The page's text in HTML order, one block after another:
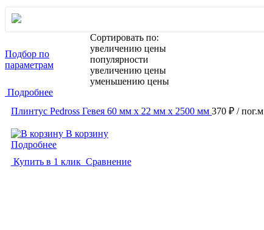
Подбор по
параметрам
Сортировать по:
увеличению цены
популярности
увеличению цены
уменьшению цены
Подробнее
Плинтус Pedross Гевея 60 мм х 22 мм х 2500 мм 370 ₽ / пог.м
В корзину
Подробнее
Купить в 1 клик Сравнение